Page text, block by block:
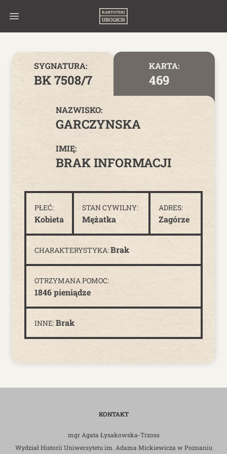
SYGNATURA:
BK 7508/7
KARTA:
469
NAZWISKO:
GARCZYNSKA
IMIĘ:
BRAK INFORMACJI
PŁEĆ:
Kobieta
STAN CYWILNY:
Mężatka
ADRES:
Zagórze
CHARAKTERYSTYKA:Brak
OTRZYMANA POMOC:
1846 pieniądze
INNE:Brak
KONTAKT
mgr Agata Łysakowska-Trzoss
Wydział Historii Uniwersytetu im. Adama Mickiewicza w Poznaniu